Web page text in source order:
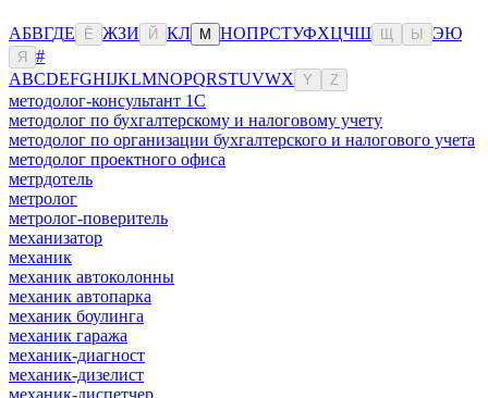
АБВГДЕ Ё ЖЗИ Й КЛ М НОПРСТУФХЦЧШ Ы ЭЮ
Я
#
ABCDEFGHIJKLMNOPQRSTUVWX Y Z
методолог-консультант 1С
методолог по бухгалтерскому и налоговому учету
методолог по организации бухгалтерского и налогового учета
методолог проектного офиса
метрдотель
метролог
метролог-поверитель
механизатор
механик
механик автоколонны
механик автопарка
механик боулинга
механик гаража
механик-диагност
механик-дизелист
механик-диспетчер